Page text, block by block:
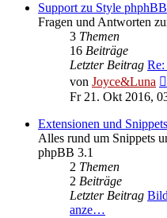
Support zu Style
Fragen und Antworten
3 Themen
16 Beiträge
Letzter Beitrag Re:
von Joyce&Luna
Fr 21. Okt 2016,
Extensionen und
Alles rund um Snippets
phpBB 3.1
2 Themen
2 Beiträge
Letzter Beitrag
anze…